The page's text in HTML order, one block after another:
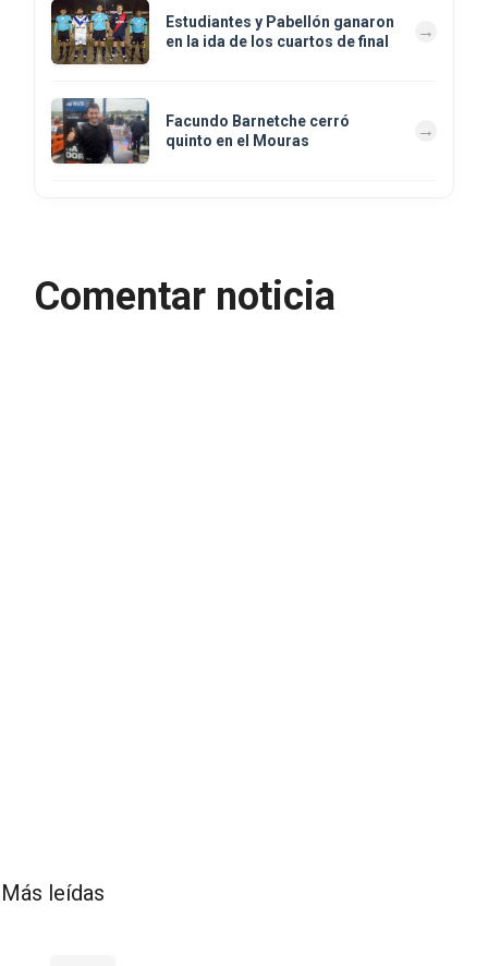
Estudiantes y Pabellón ganaron
en la ida de los cuartos de final
Facundo Barnetche cerró
quinto en el Mouras
Comentar noticia
Más leídas